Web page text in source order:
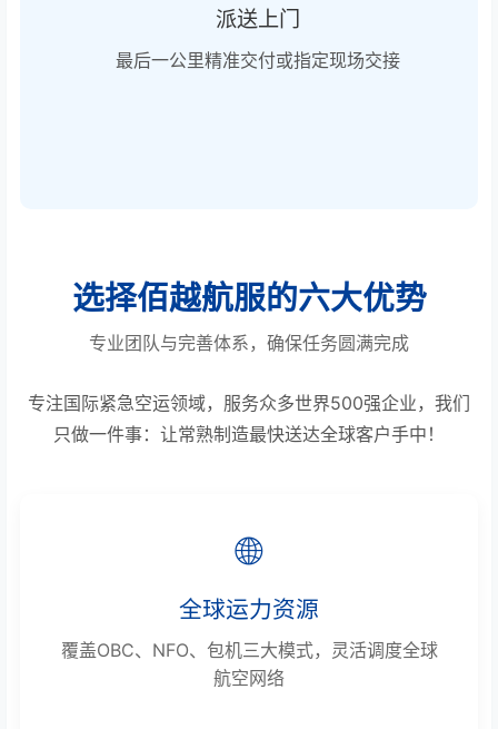
派送上门
最后一公里精准交付或指定现场交接
选择佰越航服的六大优势
专业团队与完善体系，确保任务圆满完成
专注国际紧急空运领域，服务众多世界500强企业，我们
只做一件事：让常熟制造最快送达全球客户手中！
🌐
全球运力资源
覆盖OBC、NFO、包机三大模式，灵活调度全球
航空网络